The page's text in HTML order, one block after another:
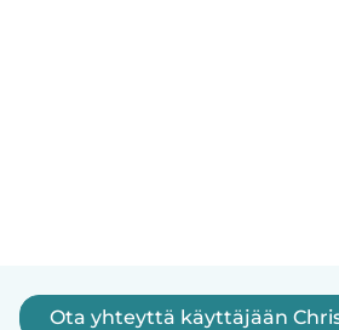
Ota yhteyttä käyttäjään